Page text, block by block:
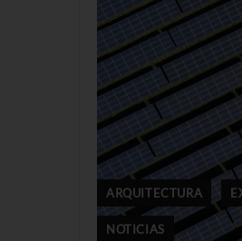
ARQUITECTURA
NOTICIAS